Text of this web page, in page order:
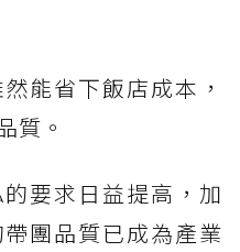
能省下飯店成本，
質。
要求日益提高，加
團品質已成為產業